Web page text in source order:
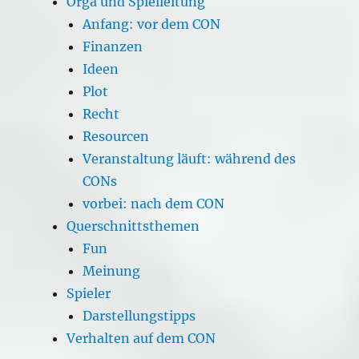
Anfang: vor dem CON
Finanzen
Ideen
Plot
Recht
Resourcen
Veranstaltung läuft: während des
CONs
vorbei: nach dem CON
Querschnittsthemen
Fun
Meinung
Spieler
Darstellungstipps
Verhalten auf dem CON